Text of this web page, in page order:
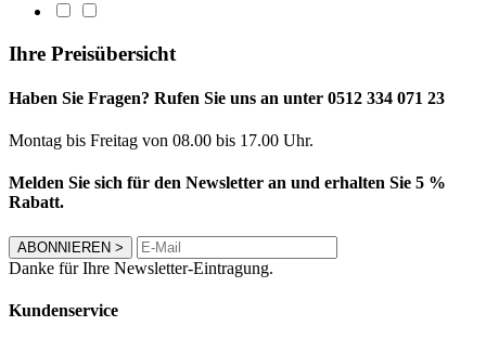
Ihre Preisübersicht
Haben Sie Fragen? Rufen Sie uns an unter 0512 334 071 23
Montag bis Freitag von 08.00 bis 17.00 Uhr.
Melden Sie sich für den Newsletter an und erhalten Sie 5 %
Rabatt.
ABONNIEREN >
Danke für Ihre Newsletter-Eintragung.
Kundenservice